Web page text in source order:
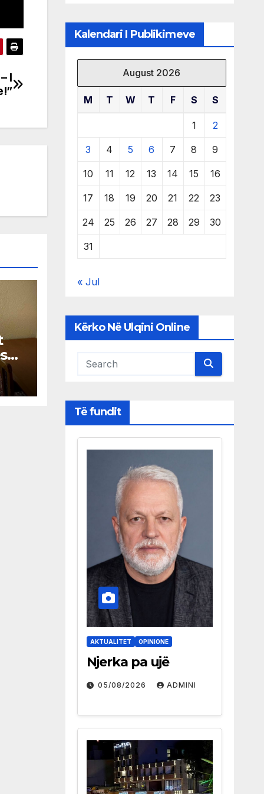
I
Kalendari I Publikimeve
August 2026
M T W T F S S
1 2
3 4 5 6 7 8 9
10 11 12 13 14 15 16
17 18 19 20 21 22 23
24 25 26 27 28 29 30
31
« Jul
Kërko Në Ulqini Online
Të fundit
AKTUALITET OPINIONE
Njerka pa ujë
05/08/2026 ADMINI